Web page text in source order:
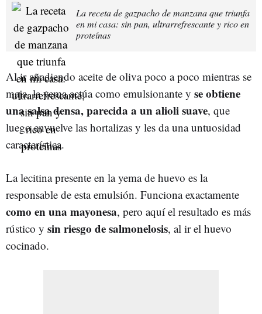
La receta de gazpacho de manzana que triunfa
en mi casa: sin pan, ultrarrefrescante y rico en
proteínas
Al ir añadiendo aceite de oliva poco a poco mientras se
maja, la yema actúa como emulsionante y se obtiene
una salsa densa, parecida a un alioli suave, que
luego envuelve las hortalizas y les da una untuosidad
característica.
La lecitina presente en la yema de huevo es la
responsable de esta emulsión. Funciona exactamente
como en una mayonesa, pero aquí el resultado es más
rústico y sin riesgo de salmonelosis, al ir el huevo
cocinado.